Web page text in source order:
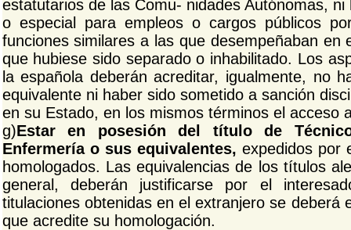
estatutarios de las Comu- nidades Autónomas,
o especial para empleos o cargos públicos
funciones similares a las que desempeñaban en
que hubiese sido separado o inhabilitado. Los
la española deberán acreditar, igualmente, no
equivalente ni haber sido sometido a sanción
en su Estado, en los mismos términos el acceso
g)Estar en posesión del título de
Enfermería o sus equivalentes, expedidos por
homologados. Las equivalencias de los títulos
general, deberán justificarse por el
titulaciones obtenidas en el extranjero se deberá
que acredite su homologación.